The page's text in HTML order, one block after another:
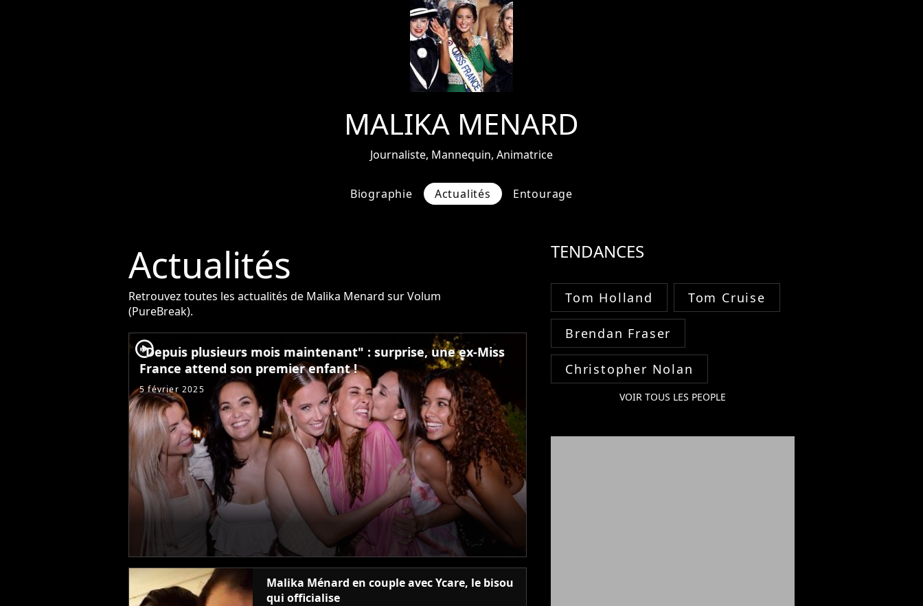
MALIKA MENARD
Journaliste, Mannequin, Animatrice
Biographie Actualités Entourage
Actualités
Retrouvez toutes les actualités de Malika Menard sur Volum
(PureBreak).
player2
"Depuis plusieurs mois maintenant" : surprise, une ex-Miss
France attend son premier enfant !
5 février 2025
Malika Ménard en couple avec Ycare, le bisou
qui officialise
TENDANCES
Tom Holland Tom Cruise
Brendan Fraser
Christopher Nolan
VOIR TOUS LES PEOPLE